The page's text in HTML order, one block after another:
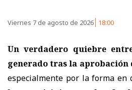
Viernes 7 de agosto de 2026 18:00
Un verdadero quiebre
generado tras la
especialmente por la forma en